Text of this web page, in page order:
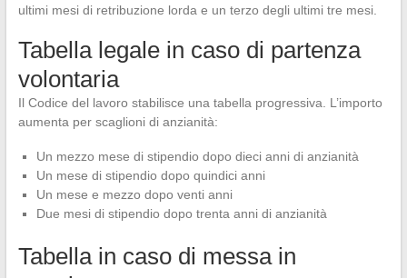
ultimi mesi di retribuzione lorda e un terzo degli ultimi tre mesi.
Tabella legale in caso di partenza
volontaria
Il Codice del lavoro stabilisce una tabella progressiva. L’importo
aumenta per scaglioni di anzianità:
Un mezzo mese di stipendio dopo dieci anni di anzianità
Un mese di stipendio dopo quindici anni
Un mese e mezzo dopo venti anni
Due mesi di stipendio dopo trenta anni di anzianità
Tabella in caso di messa in